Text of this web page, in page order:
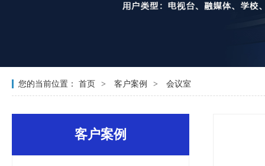
您的当前位置： 首页 客户案例 会议室
客户案例